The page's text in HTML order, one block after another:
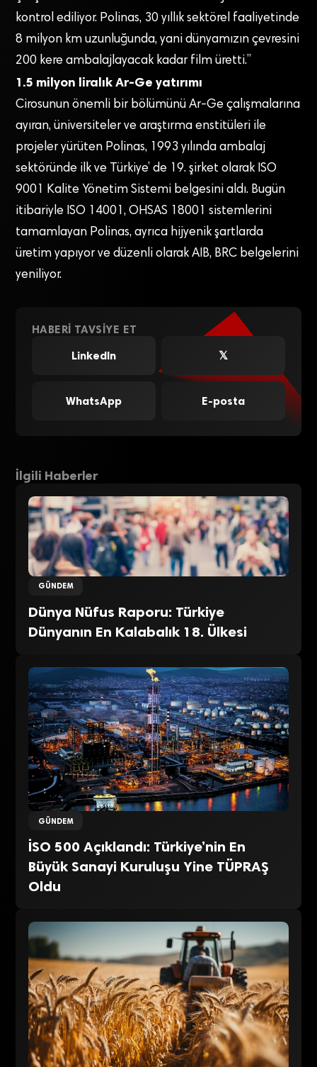
kontrol ediliyor. Polinas, 30 yıllık sektörel faaliyetinde
8 milyon km uzunluğunda, yani dünyamızın çevresini
200 kere ambalajlayacak kadar film üretti.”
1.5 milyon liralık Ar-Ge yatırımı
Cirosunun önemli bir bölümünü Ar-Ge çalışmalarına
ayıran, üniversiteler ve araştırma enstitüleri ile
projeler yürüten Polinas, 1993 yılında ambalaj
sektöründe ilk ve Türkiye’ de 19. şirket olarak ISO
9001 Kalite Yönetim Sistemi belgesini aldı. Bugün
itibariyle ISO 14001, OHSAS 18001 sistemlerini
tamamlayan Polinas, ayrıca hijyenik şartlarda
üretim yapıyor ve düzenli olarak AIB, BRC belgelerini
yeniliyor.
HABERI TAVSIYE ET
LinkedIn
𝕏
WhatsApp E-posta
İlgili Haberler
GÜNDEM
Dünya Nüfus Raporu: Türkiye
Dünyanın En Kalabalık 18. Ülkesi
GÜNDEM
İSO 500 Açıklandı: Türkiye’nin En
Büyük Sanayi Kuruluşu Yine TÜPRAŞ
Oldu